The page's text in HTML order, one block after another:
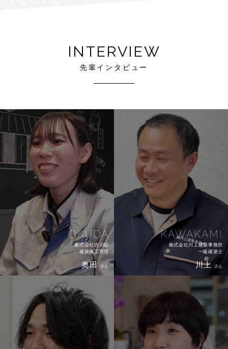
INTERVIEW
先輩インタビュー
OKUDA
株式会社吉川組
建築施工管理
奥田 さん
KAWAKAMI
株式会社川上建築事務所
一級建築士
川上 さん